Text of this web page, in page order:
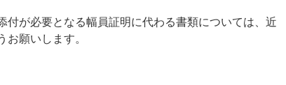
付が必要となる幅員証明に代わる書類については、近
願いします。